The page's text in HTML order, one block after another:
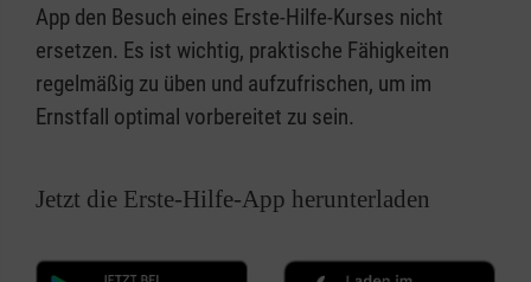
App den Besuch eines Erste-Hilfe-Kurses nicht
ersetzen. Es ist wichtig, praktische Fähigkeiten
regelmäßig zu üben und aufzufrischen, um im
Ernstfall optimal vorbereitet zu sein.
Jetzt die Erste-Hilfe-App herunterladen